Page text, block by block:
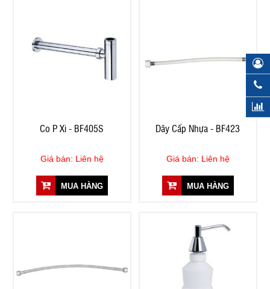
Co P Xi - BF405S
Giá bán: Liên hệ
MUA HÀNG
Dây Cấp Nhựa - BF423
Giá bán: Liên hệ
MUA HÀNG